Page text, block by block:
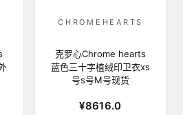
CHROMEHEARTS
克罗心Chrome hearts
蓝色三十字植绒印卫衣xs
号s号M号现货
¥8616.0